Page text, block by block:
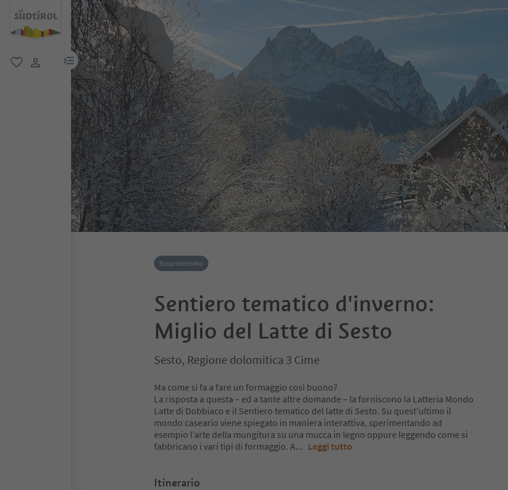
menu link
Escursionismo
Sentiero tematico d'inverno:
Miglio del Latte di Sesto
Sesto, Regione dolomitica 3 Cime
Ma come si fa a fare un formaggio così buono?
La risposta a questa – ed a tante altre domande – la forniscono la Latteria Mondo
Latte di Dobbiaco e il Sentiero tematico del latte di Sesto. Su quest’ultimo il
mondo caseario viene spiegato in maniera interattiva, sperimentando ad
esempio l’arte della mungitura su una mucca in legno oppure leggendo come si
fabbricano i vari tipi di formaggio. A... Leggi tutto
Itinerario